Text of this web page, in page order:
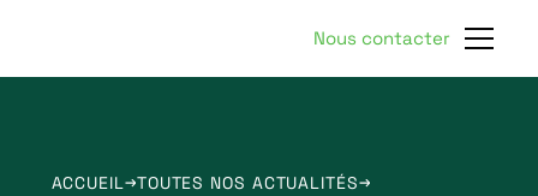
Nous contacter
ACCUEIL TOUTES NOS ACTUALITÉS